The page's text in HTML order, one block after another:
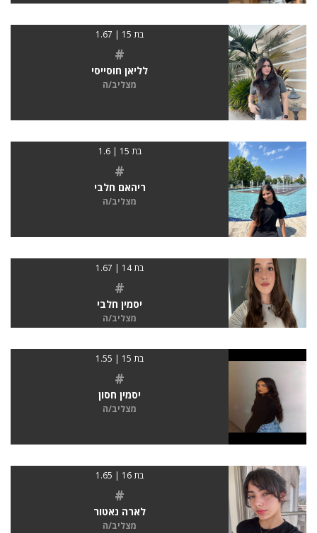
בת 15 | 1.67
#
לליאן חוסייסי
מצליב/ה
בת 15 | 1.6
#
ריהאם חלבי
מצליב/ה
בת 14 | 1.67
#
יסמין חלבי
מצליב/ה
בת 15 | 1.55
#
יסמין חסון
מצליב/ה
בת 16 | 1.65
#
לארה נאטור
מצליב/ה